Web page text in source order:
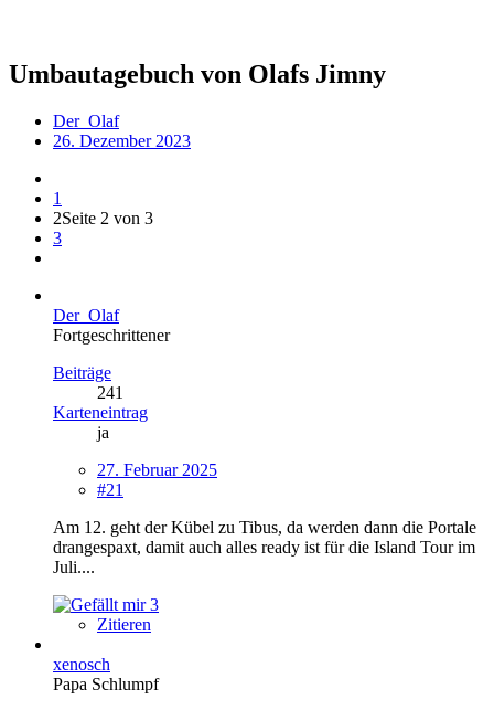
Umbautagebuch von Olafs Jimny
Der_Olaf
26. Dezember 2023
1
2Seite 2 von 3
3
Der_Olaf
Fortgeschrittener
Beiträge
241
Karteneintrag
ja
27. Februar 2025
#21
Am 12. geht der Kübel zu Tibus, da werden dann die Portale
drangespaxt, damit auch alles ready ist für die Island Tour im
Juli....
3
Zitieren
xenosch
Papa Schlumpf